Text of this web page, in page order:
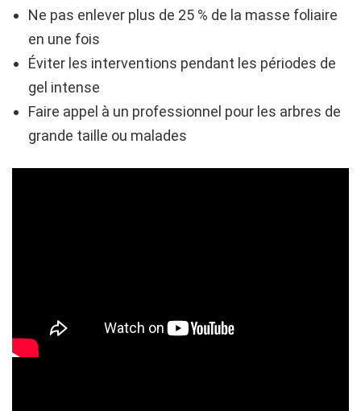
Ne pas enlever plus de 25 % de la masse foliaire
en une fois
Éviter les interventions pendant les périodes de
gel intense
Faire appel à un professionnel pour les arbres de
grande taille ou malades